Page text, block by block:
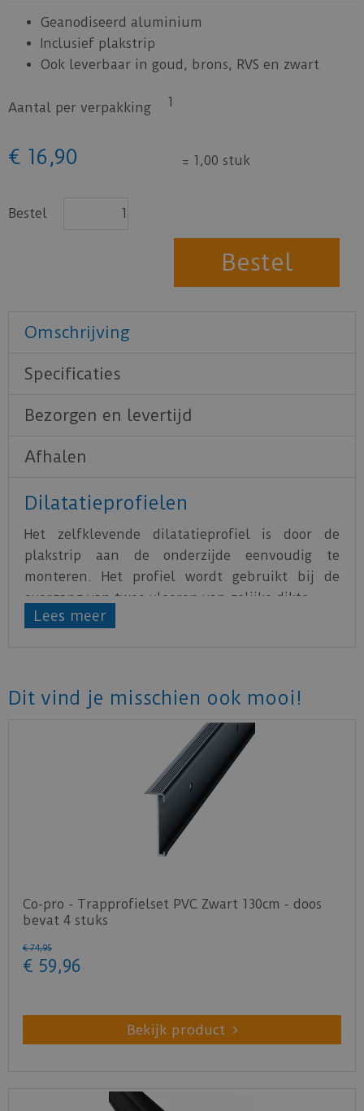
Geanodiseerd aluminium
Inclusief plakstrip
Ook leverbaar in goud, brons, RVS en zwart
Aantal per verpakking 1
€ 16 ,90 = 1,00 stuk
Bestel
Omschrijving
Specificaties
Bezorgen en levertijd
Afhalen
Dilatatieprofielen
Het zelfklevende dilatatieprofiel is door de
plakstrip aan de onderzijde eenvoudig te
monteren. Het profiel wordt gebruikt bij de
overgang van twee vloeren van gelijke dikte.
Lees meer
Dit vind je misschien ook mooi!
Co-pro - Trapprofielset PVC Zwart 130cm - doos
bevat 4 stuks
€ 74,95
€ 59,96
Bekijk product